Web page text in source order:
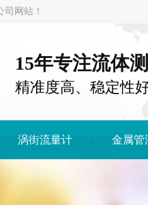
网站！
15年专注流体
精准度高、稳定性
涡街流量计 金属管